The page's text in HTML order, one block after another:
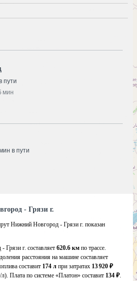
пути
мин
в пути
- Грязи г.
Нижний Новгород - Грязи г. показан
Грязи г. составляет 620.6 км по трассе.
расстояния на машине составляет
составит 174 л при затратах 13 920 ₽
л). Плата по системе «Платон» составит 134 ₽.